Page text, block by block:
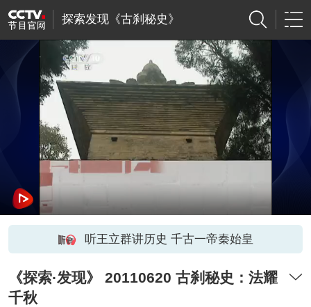
探索发现《古刹秘史》
听王立群讲历史 千古一帝秦始皇
《探索·发现》 20110620 古刹秘史：法耀
千秋